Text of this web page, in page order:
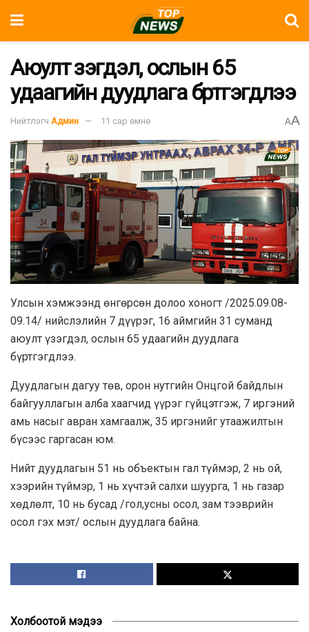
Аюулт үзэгдэл, ослын 65
удаагийн дуудлага бүртгэгдлээ
Нийтлэгч Админ 11 сар өмнө AA
Улсын хэмжээнд өнгөрсөн долоо хоногт /2025.09.08-
09.14/ нийслэлийн 7 дүүрэг, 16 аймгийн 31 суманд
аюулт үзэгдэл, ослын 65 удаагийн дуудлага
бүртгэгдлээ.
Дуудлагын дагуу төв, орон нутгийн Онцгой байдлын
байгууллагын алба хаагчид үүрэг гүйцэтгэж, 7 иргэний
амь насыг авран хамгаалж, 35 иргэнийг утаажилтын
бүсээс гаргасан юм.
Нийт дуудлагын 51 нь объектын гал түймэр, 2 нь ой,
хээрийн түймэр, 1 нь хүчтэй салхи шуурга, 1 нь газар
хөдлөлт, 10 нь бусад /гол,усны осол, зам тээврийн
осол гэх мэт/ ослын дуудлага байна.
Холбоотой мэдээ